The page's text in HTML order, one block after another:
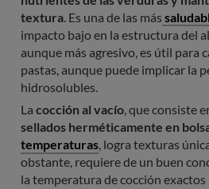
textura . Es una de las más
impacto bajo en la estructura del
aunque más agresivo, es útil para
pastas, aunque puede implicar la
hidrosolubles.
La cocción al vacío, que consiste
sellados herméticamente en
temperaturas, logra texturas
obstante, requiere de un buen
la temperatura de cocción